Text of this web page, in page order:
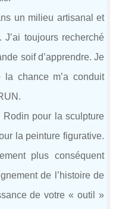
un milieu artisanal et
toujours recherché
soif d’apprendre. Je
chance m’a conduit
Rodin pour la sculpture
la peinture figurative.
plus conséquent
de l’histoire de
de votre « outil »